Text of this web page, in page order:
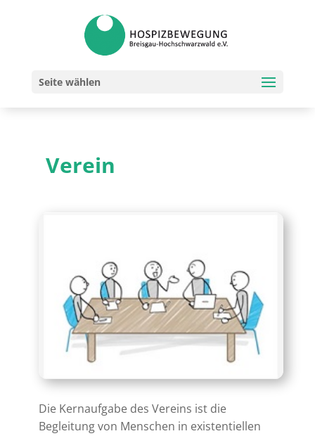
Seite wählen
Verein
Die Kernaufgabe des Vereins ist die
Begleitung von Menschen in existentiellen